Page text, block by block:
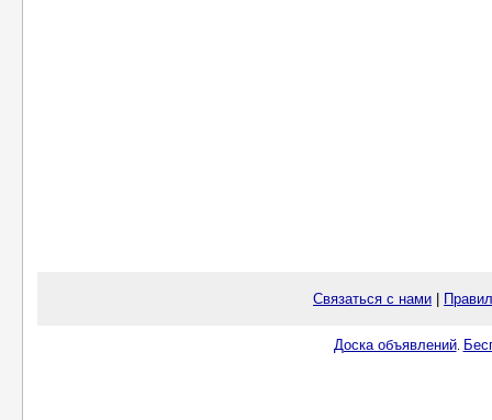
Связаться с нами
Доска объявлений.